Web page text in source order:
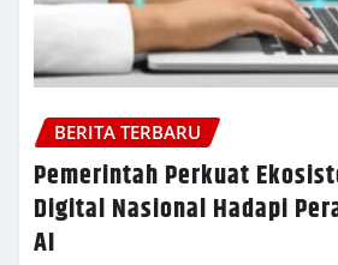
BERITA TERBARU
Pemerintah Perkuat
Digital Nasional Hadapi
AI